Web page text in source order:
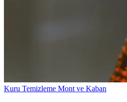
Kuru Temizleme Mont ve Kaban